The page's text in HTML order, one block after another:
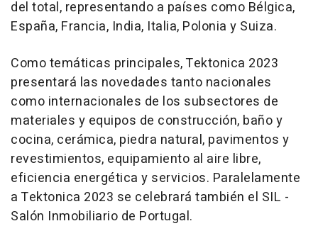
del total, representando a países como Bélgica,
España, Francia, India, Italia, Polonia y Suiza.
Como temáticas principales, Tektonica 2023
presentará las novedades tanto nacionales
como internacionales de los subsectores de
materiales y equipos de construcción, baño y
cocina, cerámica, piedra natural, pavimentos y
revestimientos, equipamiento al aire libre,
eficiencia energética y servicios. Paralelamente
a Tektonica 2023 se celebrará también el SIL -
Salón Inmobiliario de Portugal.